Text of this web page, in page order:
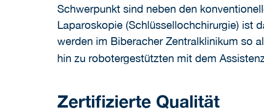
Schwerpunkt sind neben den
Laparoskopie (Schlüssellochchirurgie) ist
werden im Biberacher Zentralklinikum so
hin zu robotergestützten mit dem
Zertifizierte Qualität